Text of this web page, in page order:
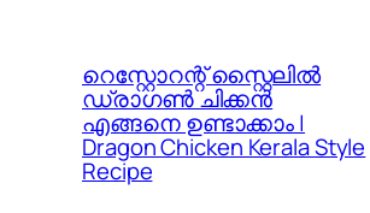
റെസ്റ്റോറന്റ് സ്റ്റൈലിൽ
ഡ്രാഗൺ ചിക്കൻ
എങ്ങനെ ഉണ്ടാക്കാം |
Dragon Chicken Kerala Style
Recipe